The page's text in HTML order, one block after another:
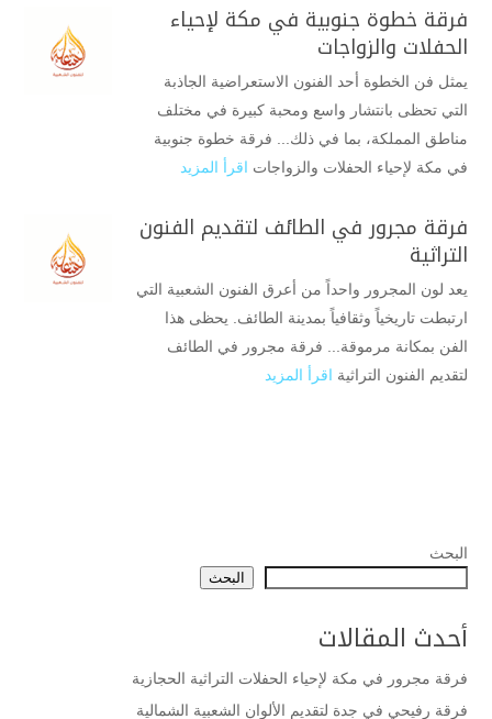
فرقة خطوة جنوبية في مكة لإحياء
الحفلات والزواجات
يمثل فن الخطوة أحد الفنون الاستعراضية الجاذبة
التي تحظى بانتشار واسع ومحبة كبيرة في مختلف
مناطق المملكة، بما في ذلك... فرقة خطوة جنوبية
في مكة لإحياء الحفلات والزواجات اقرأ المزيد
فرقة مجرور في الطائف لتقديم الفنون
التراثية
يعد لون المجرور واحداً من أعرق الفنون الشعبية التي
ارتبطت تاريخياً وثقافياً بمدينة الطائف. يحظى هذا
الفن بمكانة مرموقة... فرقة مجرور في الطائف
لتقديم الفنون التراثية اقرأ المزيد
البحث
البحث
أحدث المقالات
فرقة مجرور في مكة لإحياء الحفلات التراثية الحجازية
فرقة رفيحي في جدة لتقديم الألوان الشعبية الشمالية